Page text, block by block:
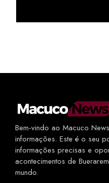
Bem-vindo ao Macuco
informações. Este é o seu
informações precisas e
acontecimentos de
mundo.